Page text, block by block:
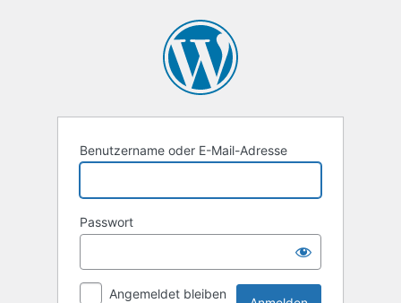
Benutzername oder E-Mail-Adresse
Passwort
Angemeldet bleiben